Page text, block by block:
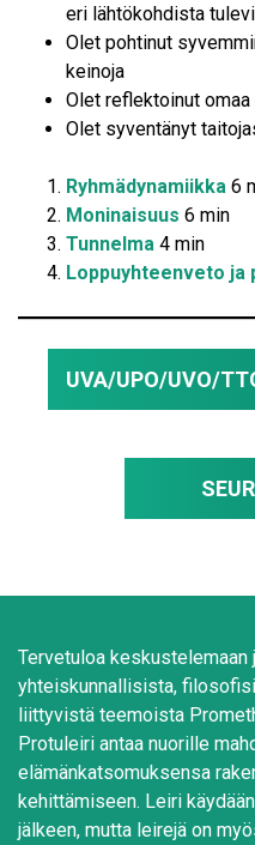
eri lähtökohdista
Olet pohtinut
keinoja
Olet reflektoinut
Olet syventänyt
Ryhmädynamiikka 6
Moninaisuus 6 min
Tunnelma 4 min
Loppuyhteenveto ja
UVA/UPO/UVO/
Tervetuloa keskustelemaan
yhteiskunnallisista,
liittyvistä teemoista
Protuleiri antaa nuorille
elämänkatsomuksensa
kehittämiseen. Leiri
jälkeen, mutta leirejä on